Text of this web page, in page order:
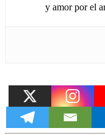
y amor por el